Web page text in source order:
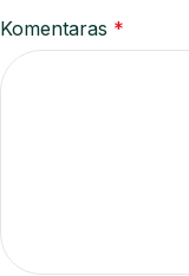
Komentaras *